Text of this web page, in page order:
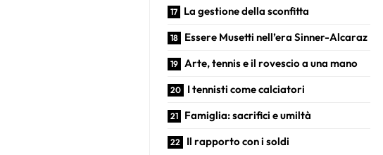
La gestione della sconfitta
Essere Musetti nell’era Sinner-Alcaraz
Arte, tennis e il rovescio a una mano
I tennisti come calciatori
Famiglia: sacrifici e umiltà
Il rapporto con i soldi